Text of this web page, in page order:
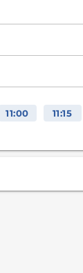
11:00 11:15